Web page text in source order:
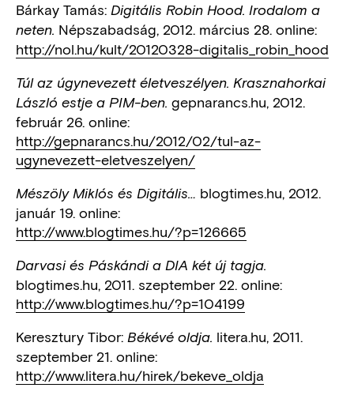
Bárkay Tamás: Digitális Robin Hood. Irodalom a
neten. Népszabadság, 2012. március 28. online:
http://nol.hu/kult/20120328-digitalis_robin_hood
Túl az úgynevezett életveszélyen. Krasznahorkai
László estje a PIM-ben. gepnarancs.hu, 2012.
február 26. online:
http://gepnarancs.hu/2012/02/tul-az-
ugynevezett-eletveszelyen/
Mészöly Miklós és Digitális… blogtimes.hu, 2012.
január 19. online:
http://www.blogtimes.hu/?p=126665
Darvasi és Páskándi a DIA két új tagja.
blogtimes.hu, 2011. szeptember 22. online:
http://www.blogtimes.hu/?p=104199
Keresztury Tibor: Békévé oldja. litera.hu, 2011.
szeptember 21. online:
http://www.litera.hu/hirek/bekeve_oldja